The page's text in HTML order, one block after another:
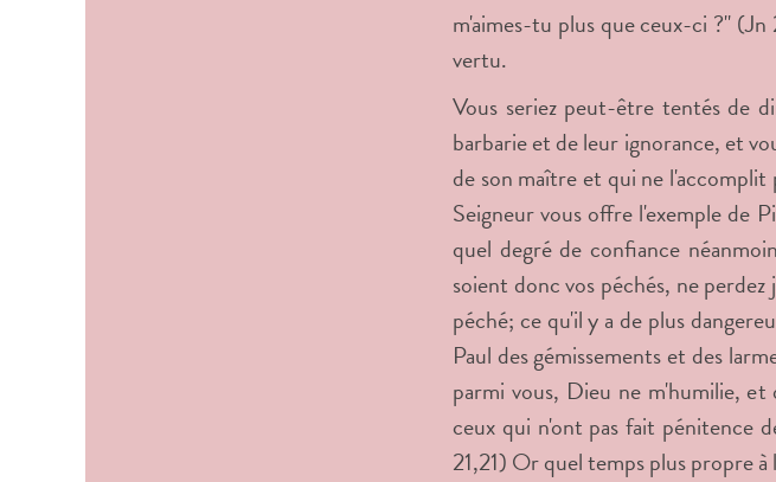
m'aimes-tu plus que ceux-ci ?"
vertu.
Vous seriez peut-être tentés de
barbarie et de leur ignorance, et
de son maître et qui ne
Seigneur vous offre l'exemple de
quel degré de confiance
soient donc vos péchés, ne
péché; ce qu'il y a de plus
Paul des gémissements et des
parmi vous, Dieu ne m'humilie,
ceux qui n'ont pas fait pénitence
21,21) Or quel temps plus propre